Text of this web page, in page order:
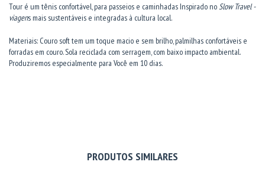
Tour é um tênis confortável, para passeios e caminhadas Inspirado no Slow Travel -
viagens mais sustentáveis e integradas à cultura local.
Materiais: Couro soft tem um toque macio e sem brilho, palmilhas confortáveis e
forradas em couro. Sola reciclada com serragem, com baixo impacto ambiental.
Produziremos especialmente para Você em 10 dias.
PRODUTOS SIMILARES